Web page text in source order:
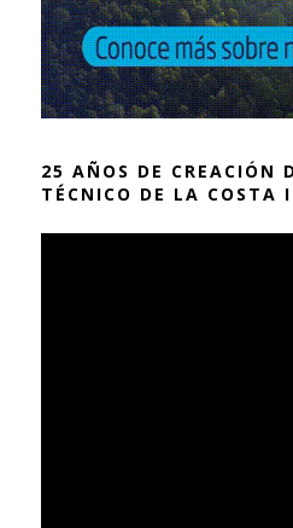
25 AÑOS DE CREACIÓN
TÉCNICO DE LA COSTA